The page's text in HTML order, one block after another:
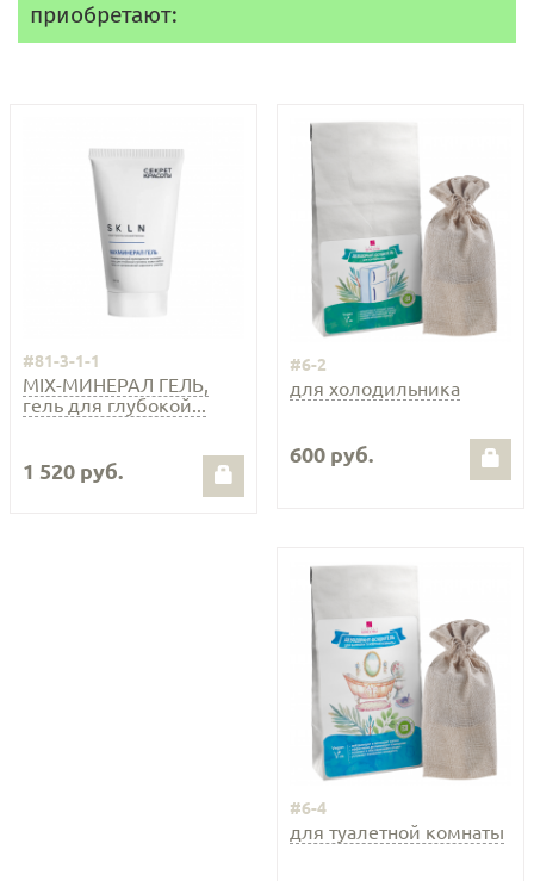
приобретают:
#81-3-1-1
MIX-МИНЕРАЛ ГЕЛЬ,
гель для глубокой...
1 520 руб.
#6-2
для холодильника
600 руб.
#6-4
для туалетной комнаты